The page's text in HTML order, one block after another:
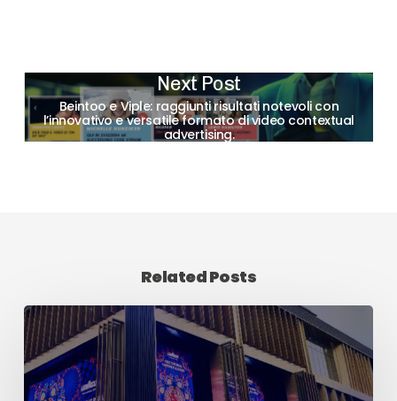
Next Post
Beintoo e Viple: raggiunti risultati notevoli con
l’innovativo e versatile formato di video contextual
advertising.
Related Posts